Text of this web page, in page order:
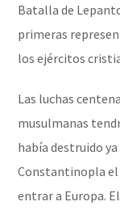
Batalla de
primeras
los ejércitos
Las luchas
musulmanas
había destruido
Constantinopla el
entrar a Europa.